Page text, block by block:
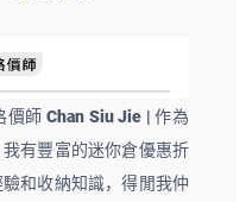
師 Chan Siu Jie | 作為
有豐富的迷你倉優惠折
和收納知識，得閒我仲